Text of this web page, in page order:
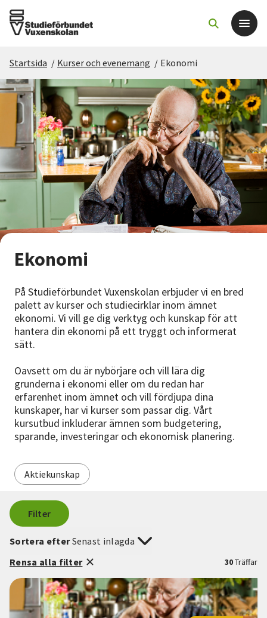
Det här gör vi
För dig som
Sök kurser och evenemang
Om SV
Starta studiecirkel
Avdelningar
Startsida / Kurser och evenemang / Ekonomi
Ekonomi
På Studieförbundet Vuxenskolan erbjuder vi en bred
palett av kurser och studiecirklar inom ämnet
ekonomi. Vi vill ge dig verktyg och kunskap för att
hantera din ekonomi på ett tryggt och informerat
sätt.
Oavsett om du är nybörjare och vill lära dig
grunderna i ekonomi eller om du redan har
erfarenhet inom ämnet och vill fördjupa dina
kunskaper, har vi kurser som passar dig. Vårt
kursutbud inkluderar ämnen som budgetering,
sparande, investeringar och ekonomisk planering.
Aktiekunskap
Filter
30Träffar
Sortera efterSenast inlagda
Rensa alla filter